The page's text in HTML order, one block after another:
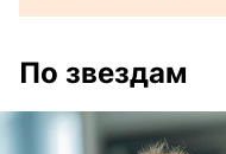
По звездам